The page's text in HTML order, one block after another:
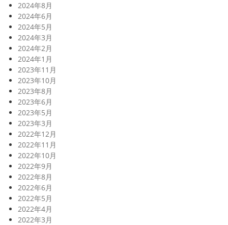
2024年8月
2024年6月
2024年5月
2024年3月
2024年2月
2024年1月
2023年11月
2023年10月
2023年8月
2023年6月
2023年5月
2023年3月
2022年12月
2022年11月
2022年10月
2022年9月
2022年8月
2022年6月
2022年5月
2022年4月
2022年3月